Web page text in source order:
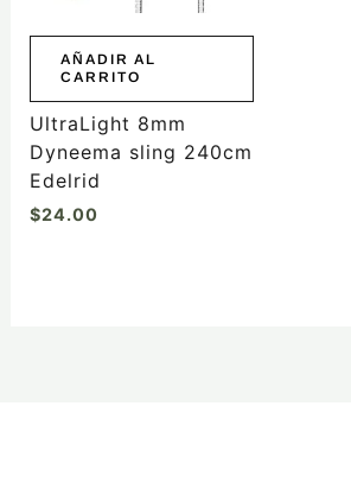
AÑADIR AL
CARRITO
UltraLight 8mm
Dyneema sling 240cm
Edelrid
$24.00